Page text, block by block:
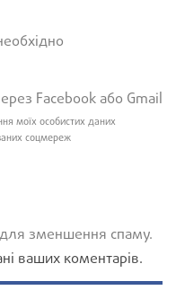
Facebook або Gmail
моїх особистих даних
соцмереж
зменшення спаму.
ваших коментарів.